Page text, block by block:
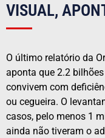
VISUAL,
O último relatório da
aponta que 2.2
convivem com
ou cegueira. O
casos, pelo menos 1
ainda não tiveram o